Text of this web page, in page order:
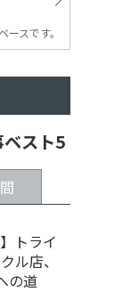
スです。
ベスト5
トライ
ル店、
の道